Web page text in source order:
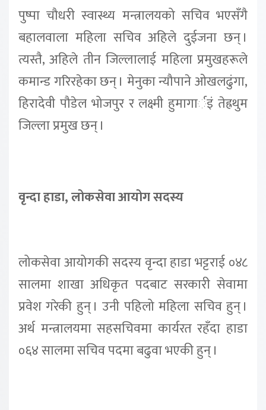
पुष्पा चौधरी स्वास्थ्य मन्त्रालयको सचिव भएसँगै
बहालवाला महिला सचिव अहिले दुईजना छन् ।
त्यस्तै, अहिले तीन जिल्लालाई महिला प्रमुखहरूले
कमान्ड गरिरहेका छन् । मेनुका न्यौपाने ओखलढुंगा,
हिरादेवी पौडेल भोजपुर र लक्ष्मी हुमागार्इं तेह्रथुम
जिल्ला प्रमुख छन् ।
वृन्दा हाडा, लोकसेवा आयोग सदस्य
लोकसेवा आयोगकी सदस्य वृन्दा हाडा भट्टराई ०४८
सालमा शाखा अधिकृत पदबाट सरकारी सेवामा
प्रवेश गरेकी हुन् । उनी पहिलो महिला सचिव हुन् ।
अर्थ मन्त्रालयमा सहसचिवमा कार्यरत रहँदा हाडा
०६४ सालमा सचिव पदमा बढुवा भएकी हुन् ।